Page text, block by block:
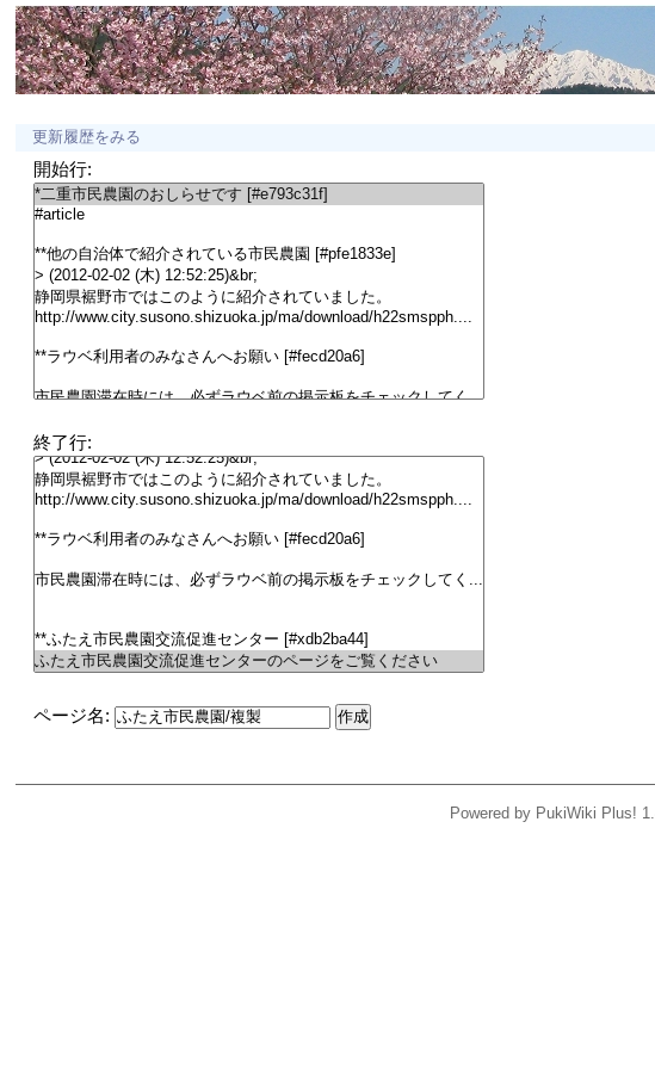
更新履歴をみる
開始行:
終了行:
ページ名:
Powered by PukiWiki Plus!